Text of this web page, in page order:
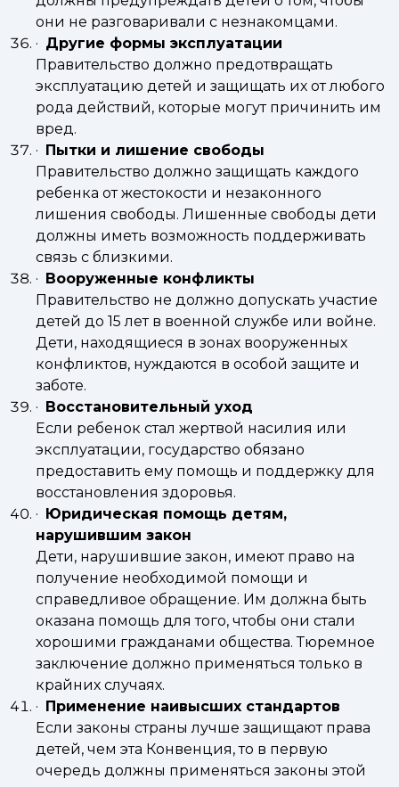
они не разговаривали с незнакомцами.
· Другие формы эксплуатации
Правительство должно предотвращать
эксплуатацию детей и защищать их от любого
рода действий, которые могут причинить им
вред.
· Пытки и лишение свободы
Правительство должно защищать каждого
ребенка от жестокости и незаконного
лишения свободы. Лишенные свободы дети
должны иметь возможность поддерживать
связь с близкими.
· Вооруженные конфликты
Правительство не должно допускать участие
детей до 15 лет в военной службе или войне.
Дети, находящиеся в зонах вооруженных
конфликтов, нуждаются в особой защите и
заботе.
· Восстановительный уход
Если ребенок стал жертвой насилия или
эксплуатации, государство обязано
предоставить ему помощь и поддержку для
восстановления здоровья.
· Юридическая помощь детям,
нарушившим закон
Дети, нарушившие закон, имеют право на
получение необходимой помощи и
справедливое обращение. Им должна быть
оказана помощь для того, чтобы они стали
хорошими гражданами общества. Тюремное
заключение должно применяться только в
крайних случаях.
· Применение наивысших стандартов
Если законы страны лучше защищают права
детей, чем эта Конвенция, то в первую
очередь должны применяться законы этой